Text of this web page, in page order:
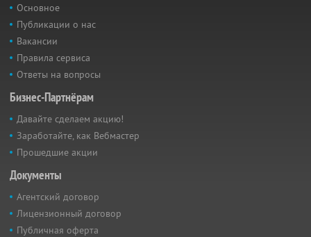
Основное
Публикации о нас
Вакансии
Правила сервиса
Ответы на вопросы
Бизнес-Партнёрам
Давайте сделаем акцию!
Заработайте, как Вебмастер
Прошедшие акции
Документы
Агентский договор
Лицензионный договор
Публичная оферта